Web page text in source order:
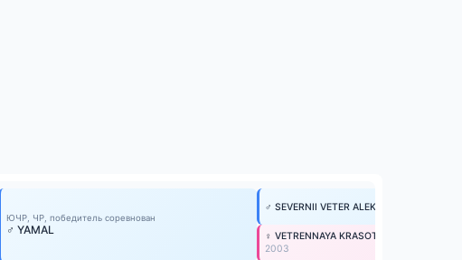
ЮЧР, ЧР, победитель соревнован
♂ YAMAL
♂ SEVERNII VETER ALEKS
♀ VETRENNAYA KRASOTKA S GOLUBOY
2003